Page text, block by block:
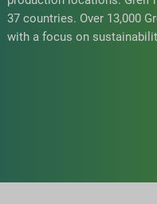
37 countries. Over 13,000
with a focus on